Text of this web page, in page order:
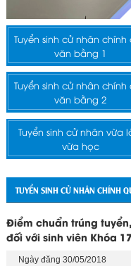
Tuyển sinh cử nhân chính
văn bằng 1
Tuyển sinh cử nhân chính
văn bằng 2
Tuyển sinh cử nhân vừa
vừa học
TUYỂN SINH CỬ NHÂN CHÍNH
Điểm chuẩn trúng
đối với sinh viên Khóa
Ngày đăng 30/05/2018